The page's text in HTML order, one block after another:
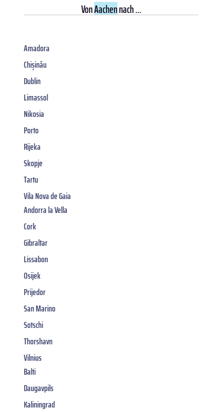
VonAachennach ...
Amadora
Chișinău
Dublin
Limassol
Nikosia
Porto
Rijeka
Skopje
Tartu
Vila Nova de Gaia
Andorra la Vella
Cork
Gibraltar
Lissabon
Osijek
Prijedor
San Marino
Sotschi
Thorshavn
Vilnius
Balti
Daugavpils
Kaliningrad